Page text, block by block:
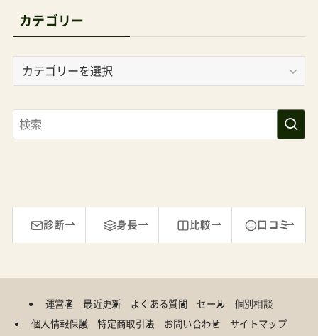
カテゴリー
リ
ー
診断 身長 比較 口コミ
運営者 最近更新 よくある質問 セール
個別相談
個人情報保護
特定商取引法 お問い合わせ サイトマップ